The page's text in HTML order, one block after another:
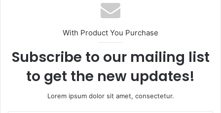
With Product You Purchase
Subscribe to our mailing list
to get the new updates!
Lorem ipsum dolor sit amet, consectetur.